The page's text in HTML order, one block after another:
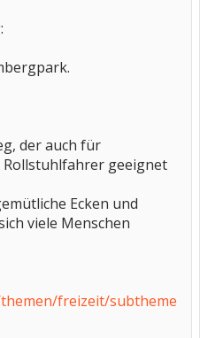
der auch für
geeignet
Ecken und
viele Menschen
freizeit/subtheme